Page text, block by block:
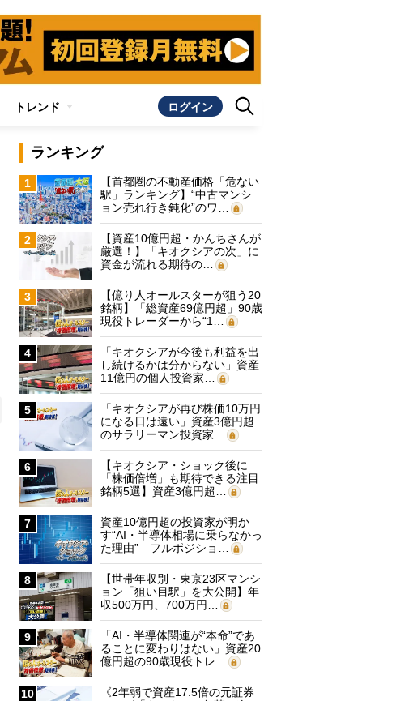
トレンド ログイン
ランキング
1
【首都圏の不動産価格「危ない
駅」ランキング】“中古マンシ
ョン売れ行き鈍化”のワ…
2
【資産10億円超・かんちさんが
厳選！】「キオクシアの次」に
資金が流れる期待の…
3
【億り人オールスターが狙う20
銘柄】「総資産69億円超」90歳
現役トレーダーから“1…
4
「キオクシアが今後も利益を出
し続けるかは分からない」資産
11億円の個人投資家…
5
「キオクシアが再び株価10万円
になる日は遠い」資産3億円超
のサラリーマン投資家…
6
【キオクシア・ショック後に
「株価倍増」も期待できる注目
銘柄5選】資産3億円超…
7
資産10億円超の投資家が明か
す“AI・半導体相場に乗らなかっ
た理由” フルポジショ…
8
【世帯年収別・東京23区マンシ
ョン「狙い目駅」を大公開】年
収500万円、700万円…
9
「AI・半導体関連が“本命”であ
ることに変わりはない」資産20
億円超の90歳現役トレ…
10
《2年弱で資産17.5倍の元証券